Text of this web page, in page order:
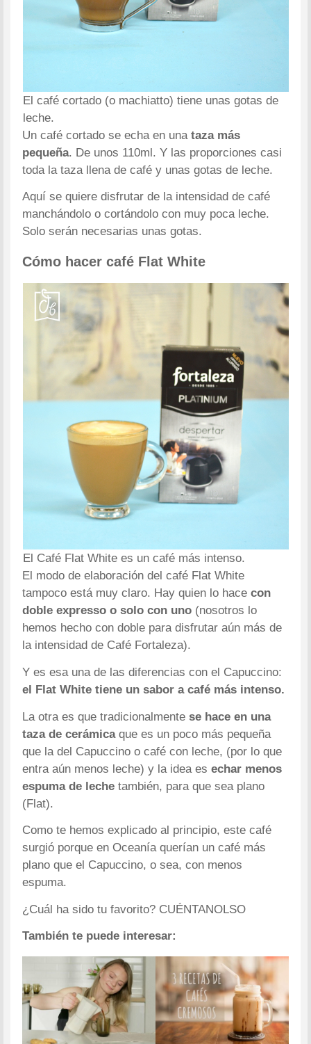
El café cortado (o machiatto) tiene unas gotas de
leche.
Un café cortado se echa en unataza más
pequeña. De unos 110ml. Y las proporciones casi
toda la taza llena de café y unas gotas de leche.
Aquí se quiere disfrutar de la intensidad de café
manchándolo o cortándolo con muy poca leche.
Solo serán necesarias unas gotas.
Cómo hacer café Flat White
El Café Flat White es un café más intenso.
El modo de elaboración del café Flat White
tampoco está muy claro. Hay quien lo hace con
doble expresso o solo con uno (nosotros lo
hemos hecho con doble para disfrutar aún más de
la intensidad de Café Fortaleza).
Y es esa una de las diferencias con el Capuccino:
el Flat White tiene un sabor a café más intenso.
La otra es que tradicionalmente se hace en una
taza de cerámicaque es un poco más pequeña
que la del Capuccino o café con leche, (por lo que
entra aún menos leche) y la idea esechar menos
espuma de leche también, para que sea plano
(Flat).
Como te hemos explicado al principio, este café
surgió porque en Oceanía querían un café más
plano que el Capuccino, o sea, con menos
espuma.
¿Cuál ha sido tu favorito? CUÉNTANOLSO
También te puede interesar: